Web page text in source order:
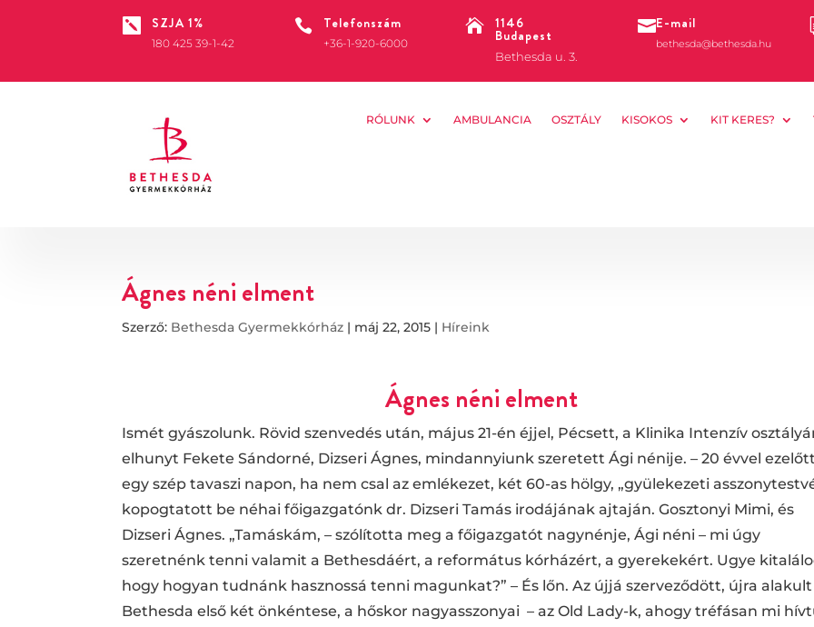
 SZJA 1%
180 425 39-1-42
 Telefonszám
+36-1-920-6000
 1146
Budapest
Bethesda u. 3.
E-mail
bethesda@bethesda.hu
RÓLUNK AMBULANCIA OSZTÁLY KISOKOS KIT KERES?
Ágnes néni elment
Szerző: Bethesda Gyermekkórház | máj 22, 2015 | Híreink
Ágnes néni elment
Ismét gyászolunk. Rövid szenvedés után, május 21-én éjjel, Pécsett, a Klinika Intenzív
elhunyt Fekete Sándorné, Dizseri Ágnes, mindannyiunk szeretett Ági nénije. – 20 évvel
egy szép tavaszi napon, ha nem csal az emlékezet, két 60-as hölgy, „gyülekezeti
kopogtatott be néhai főigazgatónk dr. Dizseri Tamás irodájának ajtaján. Gosztonyi Mimi, és
Dizseri Ágnes. „Tamáskám, – szólította meg a főigazgatót nagynénje, Ági néni – mi úgy
szeretnénk tenni valamit a Bethesdáért, a református kórházért, a gyerekekért. Ugye
hogy hogyan tudnánk hasznossá tenni magunkat?” – És lőn. Az újjá szerveződött, újra alakult
Bethesda első két önkéntese, a hőskor nagyasszonyai – az Old Lady-k, ahogy tréfásan mi